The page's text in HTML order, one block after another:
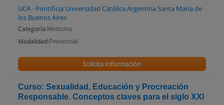
UCA - Pontificia Universidad Católica Argentina Santa María de
los Buenos Aires
Categoría: Medicina
Modalidad: Presencial
Solicita información
Curso: Sexualidad, Educación y Procreación
Responsable. Conceptos claves para el siglo XXI